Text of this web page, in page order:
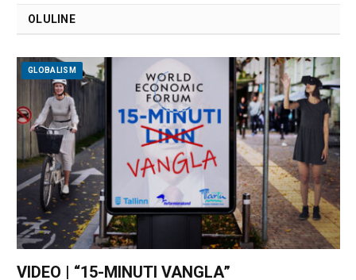
OLULINE
GLOBALISM
VIDEO | “15-MINUTI VANGLA”